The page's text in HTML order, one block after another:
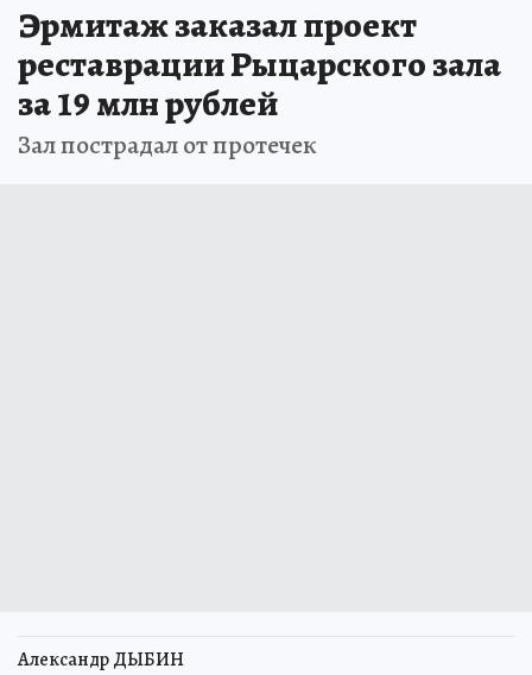
Эрмитаж заказал проект
реставрации Рыцарского зала
за 19 млн рублей
Зал пострадал от протечек
Александр ДЫБИН